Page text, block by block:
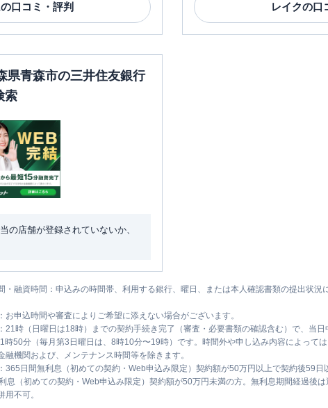
の口コミ・評判 レイクの口
県青森市の三井住友銀行
索
の店舗が登録されていないか、
・融資時間：申込みの時間帯、利用する銀行、曜日、または本人確認書類の提出状況
お申込時間や審査によりご希望に添えない場合がございます。
21時（日曜日は18時）までの契約手続き完了（審査・必要書類の確認含む）で、当
50分（毎月第3日曜日は、8時10分〜19時）です。時間外や申し込み内容によって
機関および、メンテナンス時間等を除きます。
365日間無利息（初めての契約・Web申込み限定）契約額が50万円以上で契約後59日
息（初めての契約・Web申込み限定）契約額が50万円未満の方。無利息期間経過後
不可。